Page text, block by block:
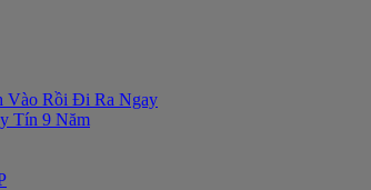
Vào Rồi Đi Ra Ngay
Tín 9 Năm